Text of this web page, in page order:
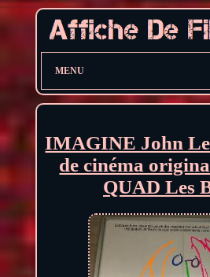
MENU
IMAGINE John
de cinéma
QUAD Les